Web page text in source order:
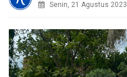
Senin, 21 Agustus 2023